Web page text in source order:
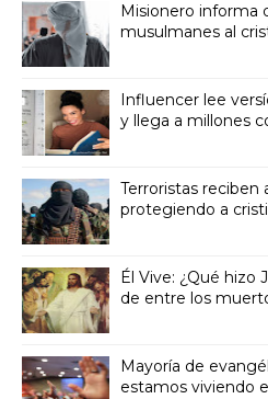
Misionero informa
musulmanes al
Influencer lee
y llega a millones
Terroristas reciben
protegiendo a
Él Vive: ¿Qué hizo
de entre los
Mayoría de
estamos viviendo